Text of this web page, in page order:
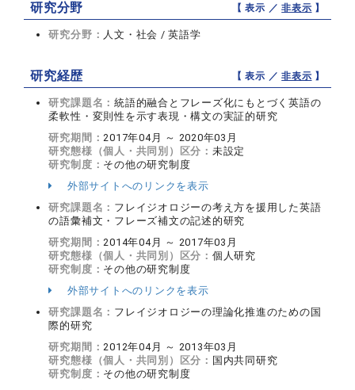
研究分野 【 表示 ／非表示 】
研究分野： 人文・社会 / 英語学
研究経歴 【 表示 ／非表示 】
研究課題名：統語的融合とフレーズ化にもとづく英語の
柔軟性・変則性を示す表現・構文の実証的研究
研究期間：2017年04月 ～ 2020年03月
研究態様（個人・共同別）区分： 未設定
研究制度： その他の研究制度
外部サイトへのリンクを表示
研究課題名： フレイジオロジーの考え方を援用した英語
の語彙補文・フレーズ補文の記述的研究
研究期間：2014年04月 ～ 2017年03月
研究態様（個人・共同別）区分： 個人研究
研究制度： その他の研究制度
外部サイトへのリンクを表示
研究課題名： フレイジオロジーの理論化推進のための国
際的研究
研究期間：2012年04月 ～ 2013年03月
研究態様（個人・共同別）区分： 国内共同研究
研究制度： その他の研究制度